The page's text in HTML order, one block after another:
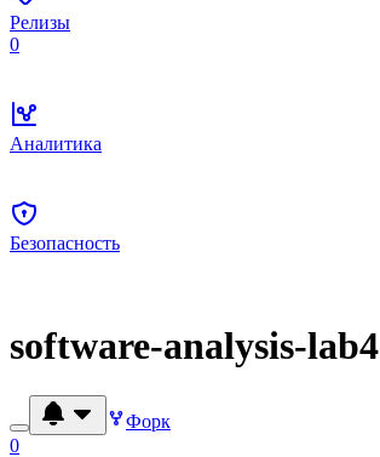
Релизы
0
Аналитика
Безопасность
software-analysis-lab4
Форк
0